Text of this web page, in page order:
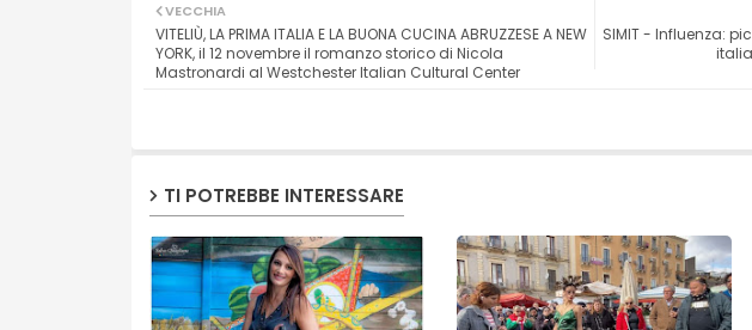
SIMIT - Influenza:
VECCHIA
VITELIÙ, LA PRIMA ITALIA E LA BUONA CUCINA ABRUZZESE A NEW
YORK, il 12 novembre il romanzo storico di Nicola
Mastronardi al Westchester Italian Cultural Center
TI POTREBBE INTERESSARE